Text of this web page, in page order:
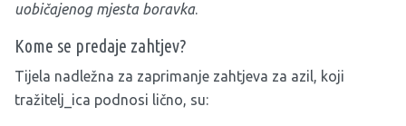
uobičajenog mjesta boravka.
Kome se predaje zahtjev?
Tijela nadležna za zaprimanje zahtjeva za azil, koji
tražitelj_ica podnosi lično, su: